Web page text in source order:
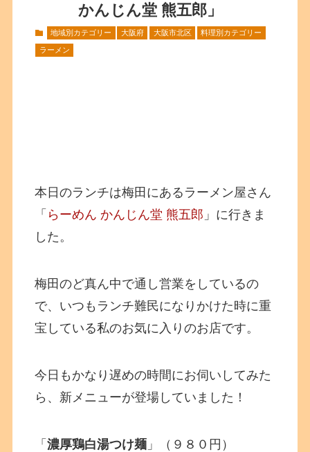
かんじん堂 熊五郎」
地域別カテゴリー 大阪府 大阪市北区 料理別カテゴリー
ラーメン
本日のランチは梅田にあるラーメン屋さん
「 らーめん かんじん堂 熊五郎 」に行きま
した。
梅田のど真ん中で通し営業をしているの
で、いつもランチ難民になりかけた時に重
宝している私のお気に入りのお店です。
今日もかなり遅めの時間にお伺いしてみた
ら、新メニューが登場していました！
「濃厚鶏白湯つけ麺 」（９８０円）